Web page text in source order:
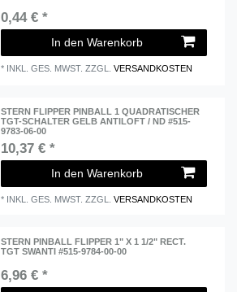
0,44 € *
In den Warenkorb
* INKL. GES. MWST. ZZGL.VERSANDKOSTEN
STERN FLIPPER PINBALL 1 QUADRATISCHER
TGT-SCHALTER GELB ANTILOFT / ND #515-
9783-06-00
10,37 € *
In den Warenkorb
* INKL. GES. MWST. ZZGL.VERSANDKOSTEN
STERN PINBALL FLIPPER 1" X 1 1/2" RECT.
TGT SWANTI #515-9784-00-00
6,96 € *